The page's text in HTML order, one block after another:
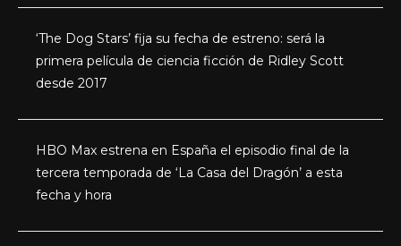
‘The Dog Stars’ fija su fecha de estreno: será la
primera película de ciencia ficción de Ridley Scott
desde 2017
HBO Max estrena en España el episodio final de la
tercera temporada de ‘La Casa del Dragón’ a esta
fecha y hora